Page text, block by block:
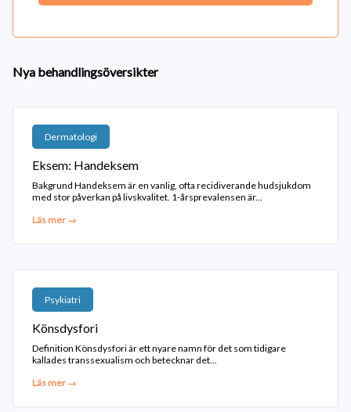
Nya behandlingsöversikter
Dermatologi
Eksem: Handeksem
Bakgrund Handeksem är en vanlig, ofta recidiverande hudsjukdom
med stor påverkan på livskvalitet. 1-årsprevalensen är...
Läs mer →
Psykiatri
Könsdysfori
Definition Könsdysfori är ett nyare namn för det som tidigare
kallades transsexualism och betecknar det...
Läs mer →